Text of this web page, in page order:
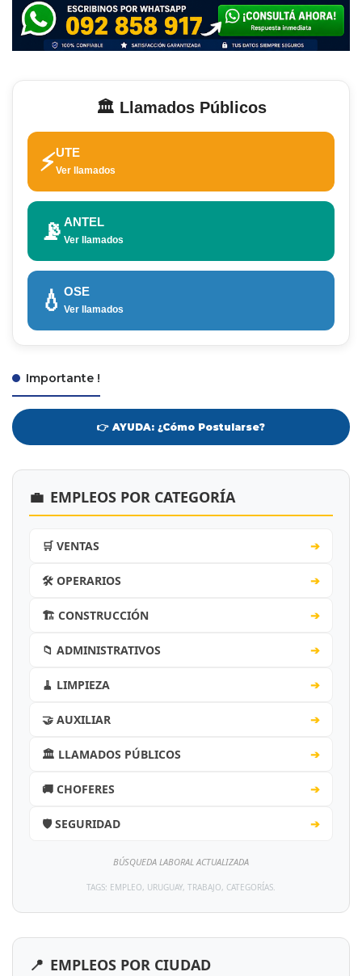
🏛️ Llamados Públicos
⚡UTE
Ver llamados
📡 ANTEL
Ver llamados
💧 OSE
Ver llamados
Importante !
👉 AYUDA: ¿Cómo Postularse?
💼 EMPLEOS POR CATEGORÍA
🛒 VENTAS ➔
🛠️ OPERARIOS ➔
🏗️ CONSTRUCCIÓN ➔
📁 ADMINISTRATIVOS ➔
🧹 LIMPIEZA ➔
🤝 AUXILIAR ➔
🏛️ LLAMADOS PÚBLICOS ➔
🚚 CHOFERES ➔
🛡️ SEGURIDAD ➔
BÚSQUEDA LABORAL ACTUALIZADA
TAGS: EMPLEO, URUGUAY, TRABAJO, CATEGORÍAS.
📍 EMPLEOS POR CIUDAD